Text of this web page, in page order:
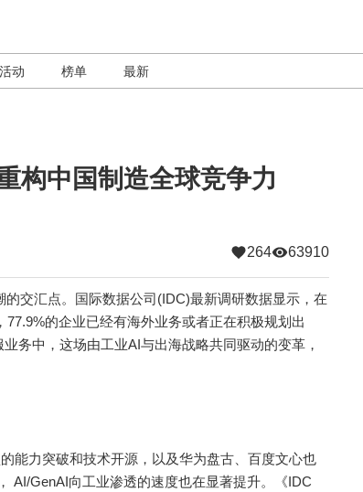
活动 榜单 最新
构中国制造全球竞争力
264 63910
交汇点。国际数据公司(IDC)最新调研数据显示，在
的企业已经有海外业务或者正在积极规划出
务中，这场由工业AI与出海战略共同驱动的变革，
力突破和技术开源，以及华为盘古、百度文心也
AI/GenAI向工业渗透的速度也在显著提升。《IDC